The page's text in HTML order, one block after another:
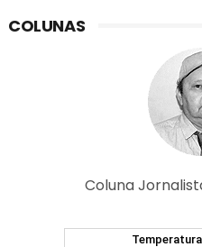
COLUNAS
Coluna